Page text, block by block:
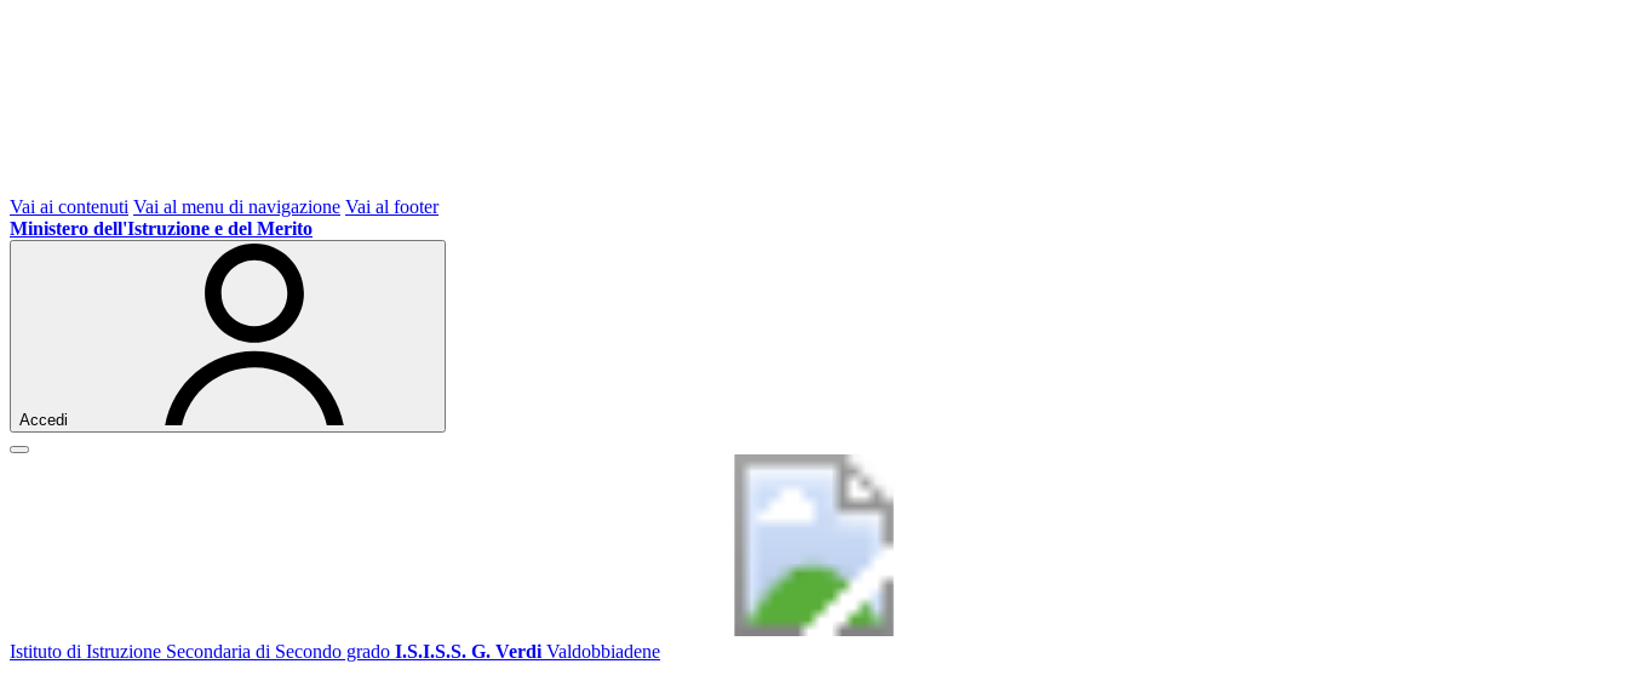
Vai ai contenuti Vai al menu di navigazione Vai al footer
Ministero dell'Istruzione e del Merito
Accedi
Istituto di Istruzione Secondaria di Secondo grado I.S.I.S.S. G. Verdi Valdobbiadene